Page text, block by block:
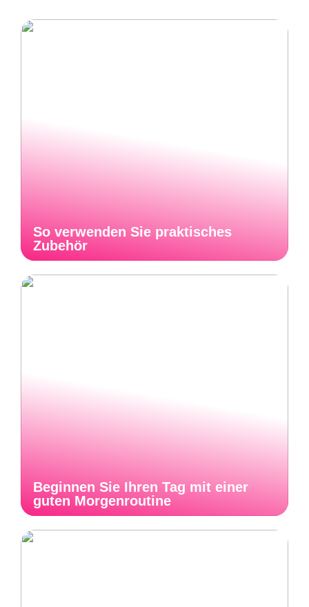
So verwenden Sie praktisches
Zubehör
Beginnen Sie Ihren Tag mit einer
guten Morgenroutine